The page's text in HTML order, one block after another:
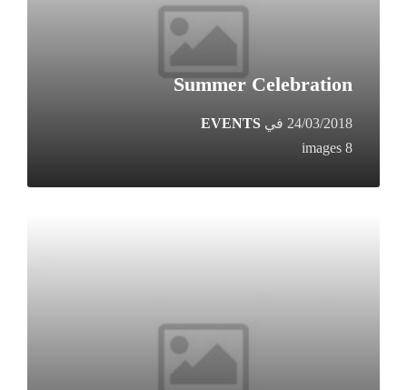
Summer Celebration
24/03/2018 في EVENTS
8 images